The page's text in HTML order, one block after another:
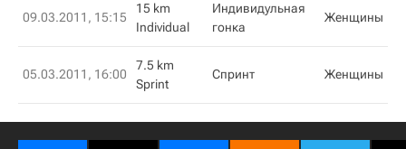
09.03.2011, 15:15
15 km
Individual
Индивидульная
гонка
Женщины
05.03.2011, 16:00
7.5 km
Sprint
Спринт Женщины